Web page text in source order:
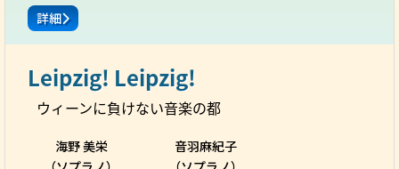
詳細
Leipzig! Leipzig!
ウィーンに負けない音楽の都
海野 美栄
音羽麻紀子